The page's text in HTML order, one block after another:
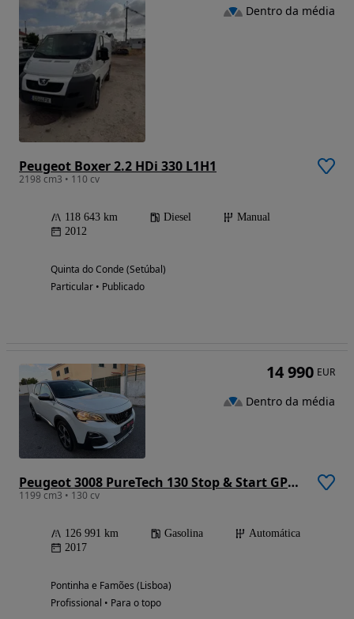
Peugeot Boxer 2.2 HDi 330 L1H1
2198 cm3 • 110 cv
118 643 km Diesel
Manual
2012
Quinta do Conde (Setúbal)
Particular • Publicado
Dentro da média
Peugeot 3008 PureTech 130 Stop & Start GPF EAT8 Crossway
1199 cm3 • 130 cv
126 991 km Gasolina
Automática
2017
Pontinha e Famões (Lisboa)
Profissional • Para o topo
14 990 EUR
Dentro da média